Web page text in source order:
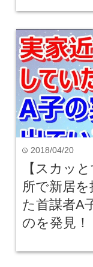
time 2018/04/20
【スカッ
所で新居
た首謀者A
のを発見